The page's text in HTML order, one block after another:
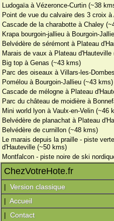
Ludogaïa à Vézeronce-Curtin (~38
Point de vue du calvaire des 3 croix
Cascade de la charabotte à Chaley
Krapa bourgoin-jallieu à Bourgoin-
Belvédère de sérémont à Plateau
Marais de vaux à Plateau d'Hauteville
Big top à Genas (~43 kms)
Parc des oiseaux à Villars-les-
Pomélou à Bourgoin-Jallieu (~43 kms)
Cascade de mélogne à Plateau
Parc du château de moidière à
Mini world lyon à Vaulx-en-Velin (~46
Belvédère de planachat à Plateau
Belvédère de curnillon (~48 kms)
Le marais depuis la praille - piste
d'Hauteville (~50 kms)
Montfalcon - piste noire de ski
ChezVotreHote.fr
| Version classique
| Accueil
| Contact